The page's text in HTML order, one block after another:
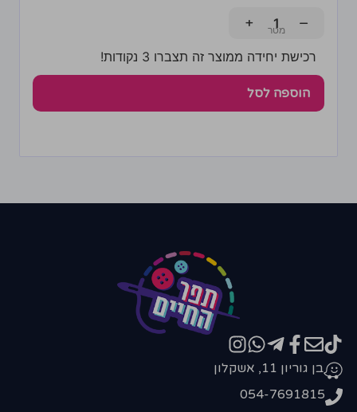
−
+
רכישת יחידה ממוצר זה תצברו 3 נקודות!
הוספה לסל
בן גוריון 11, אשקלון
054-7691815